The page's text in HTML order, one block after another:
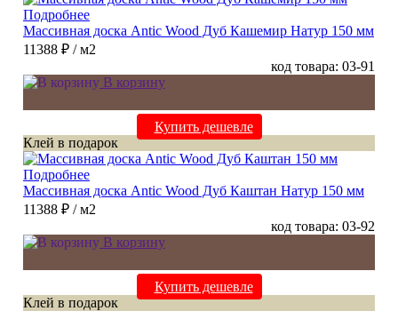
Подробнее
Массивная доска Antic Wood Дуб Кашемир Натур 150 мм
11388 ₽ / м2
код товара: 03-91
В корзину
Купить дешевле
Клей в подарок
Подробнее
Массивная доска Antic Wood Дуб Каштан Натур 150 мм
11388 ₽ / м2
код товара: 03-92
В корзину
Купить дешевле
Клей в подарок